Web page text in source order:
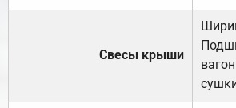
Свесы крыши